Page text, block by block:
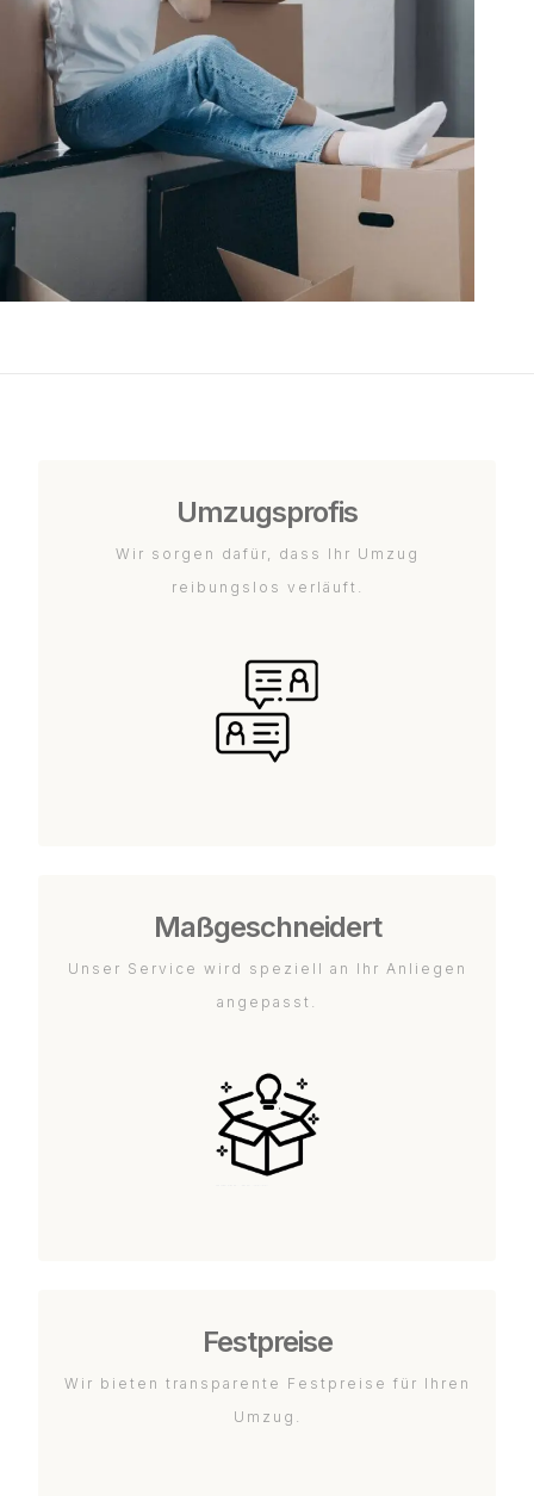
Umzugsprofis
Wir sorgen dafür, dass Ihr Umzug
reibungslos verläuft.
Maßgeschneidert
Unser Service wird speziell an Ihr Anliegen
angepasst.
Festpreise
Wir bieten transparente Festpreise für Ihren
Umzug.